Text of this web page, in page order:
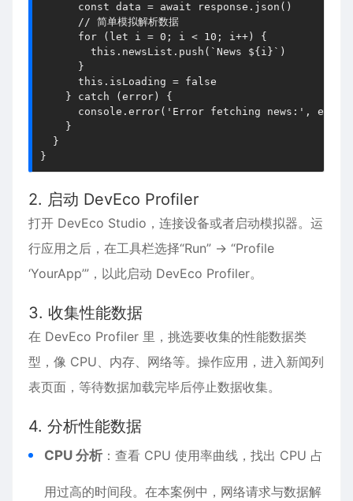
const data = await response. json ()
// 简单模拟解析数据
for ( let i = 0 ; i < 10 ; i++) {
this . newsList . push ( `News ${i} ` )
      }
this . isLoading = false
    }
catch (error) {
console . error( 'Error fetching news:' ,
    }
  }
}
2. 启动 DevEco Profiler
打开 DevEco Studio，连接设备或者启动模拟器。运
行应用之后，在工具栏选择“Run” -> “Profile
‘YourApp’”，以此启动 DevEco Profiler。
3. 收集性能数据
在 DevEco Profiler 里，挑选要收集的性能数据类
型，像 CPU、内存、网络等。操作应用，进入新闻列
表页面，等待数据加载完毕后停止数据收集。
4. 分析性能数据
CPU 分析 ：查看 CPU 使用率曲线，找出 CPU 占
用过高的时间段。在本案例中，网络请求与数据解